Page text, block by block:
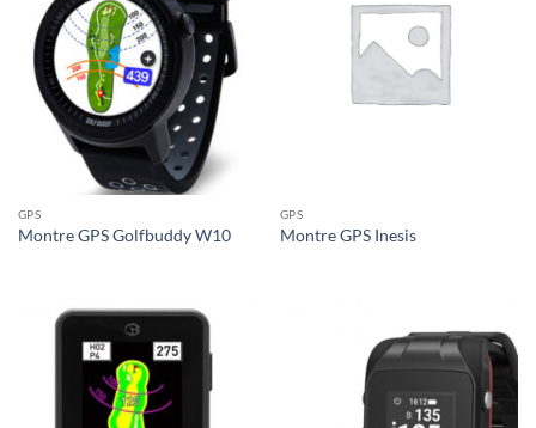
GPS
Montre GPS Golfbuddy W10
GPS
Montre GPS Inesis